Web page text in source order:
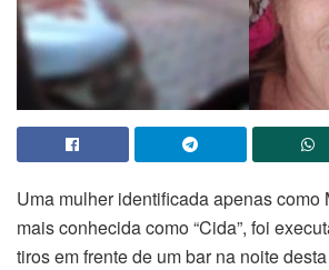
Uma mulher identificada apenas como
mais conhecida como “Cida”, foi
tiros em frente de um bar na noite